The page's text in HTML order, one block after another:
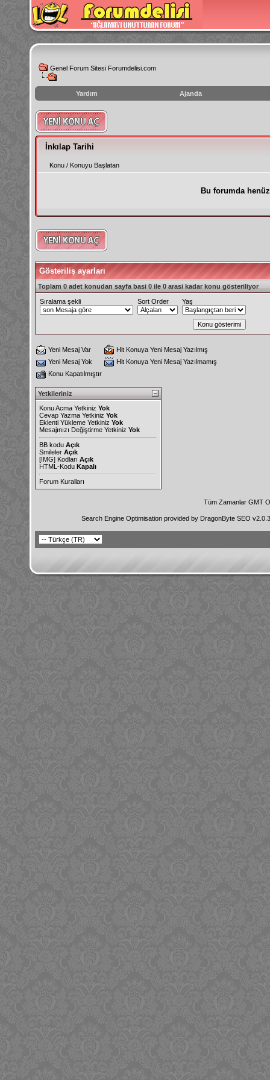
Genel Forum Sitesi Forumdelisi.com
Yardım Ajanda
instagram
izlenme
hilesi
İnkılap Tarihi
Konu / Konuyu Başlatan
Bu forumda
Gösteriliş ayarları
Toplam 0 adet konudan sayfa basi 0 ile 0 arasi kadar konu gösteriliyor
Sıralama şekli Sort Order Yaş
Yeni Mesaj Var
Hit Konuya Yeni Mesaj Yazılmış
Yeni Mesaj Yok
Hit Konuya Yeni Mesaj Yazılmamış
Konu Kapatılmıştır
Yetkileriniz
Konu Acma Yetkiniz Yok
Cevap Yazma Yetkiniz Yok
Eklenti Yükleme Yetkiniz Yok
Mesajınızı Değiştirme Yetkiniz Yok
BB kodu Açık
Smileler Açık
[IMG] Kodları Açık
HTML-Kodu Kapalı
Forum Kuralları
Tüm Zamanlar GMT
Search Engine Optimisation provided by DragonByte SEO